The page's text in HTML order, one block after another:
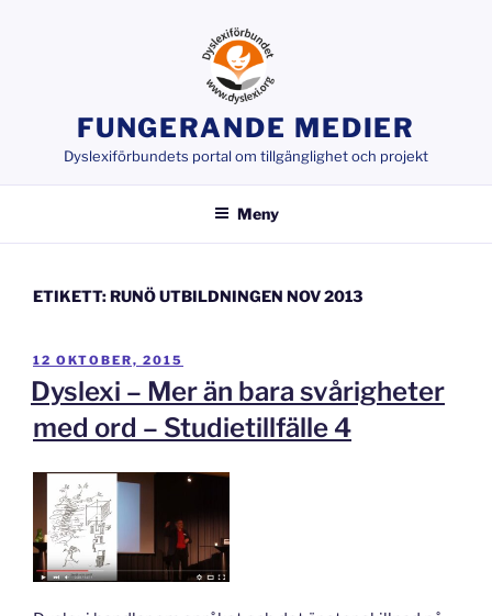
FUNGERANDE MEDIER
Dyslexiförbundets portal om tillgänglighet och projekt
Meny
ETIKETT:RUNÖ UTBILDNINGEN NOV 2013
PUBLICERAT
12 OKTOBER, 2015
Dyslexi – Mer än bara svårigheter
med ord – Studietillfälle 4